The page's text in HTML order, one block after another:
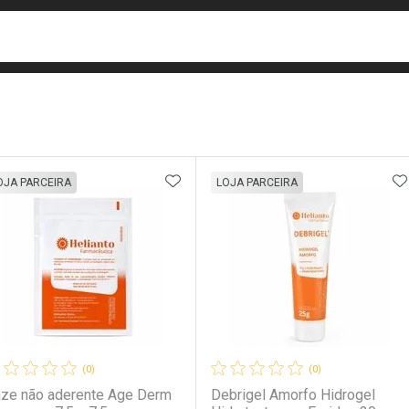
(0)
não aderente Age Derm
PARCEIRA ADICIONAR AOS FAVORITOS
(0)
Debrigel Amorfo Hidrogel
LOJA PARCEIRA